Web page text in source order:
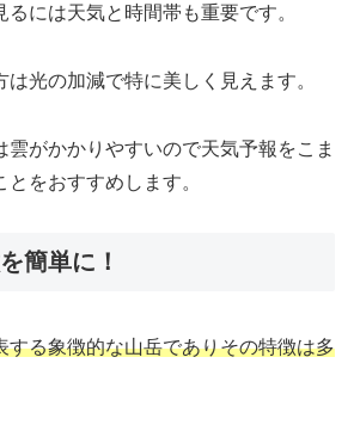
には天気と時間帯も重要です。
光の加減で特に美しく見えます。
雲がかかりやすいので天気予報をこま
をおすすめします。
簡単に！
する象徴的な山岳でありその特徴は多